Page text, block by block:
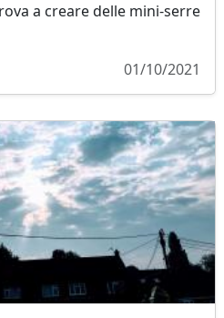
a creare delle mini-serre
01/10/2021